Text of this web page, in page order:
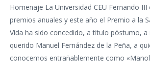
Homenaje La Universidad CEU Fernando III
premios anuales y este año el Premio a la
Vida ha sido concedido, a título póstumo, a
querido Manuel Fernández de la Peña, a
conocemos entrañablemente como